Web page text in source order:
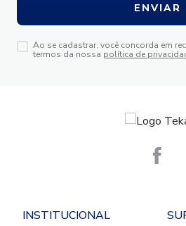
ENVIAR
Ao se cadastrar, você concorda em
termos da nossa política de
INSTITUCIONAL